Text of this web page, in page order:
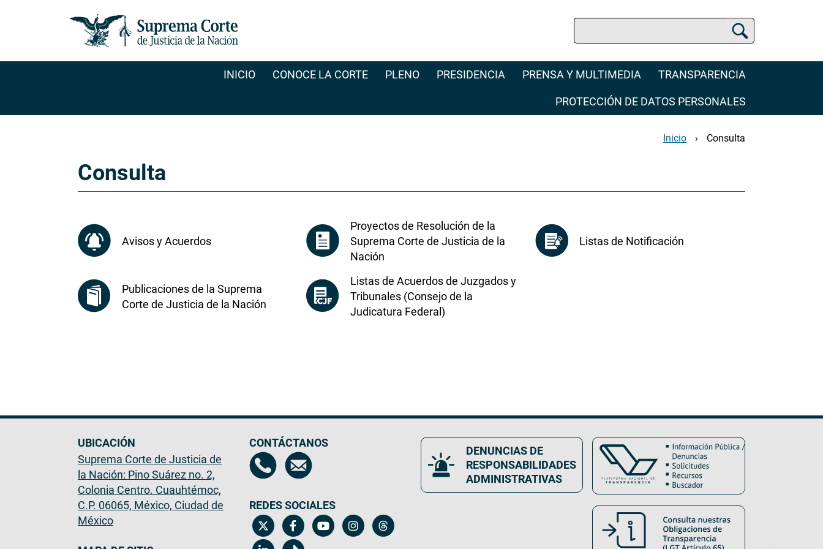
INICIO CONOCE LA CORTE PLENO PRESIDENCIA PRENSA Y MULTIMEDIA TRANSPARENCIA
PROTECCIÓN DE DATOS PERSONALES
Inicio Consulta
Consulta
Avisos y Acuerdos
Proyectos de Resolución de la
Suprema Corte de Justicia de la
Nación
Listas de Notificación
Publicaciones de la Suprema
Corte de Justicia de la Nación
Listas de Acuerdos de Juzgados y
Tribunales (Consejo de la
Judicatura Federal)
UBICACIÓN
Suprema Corte de Justicia de
la Nación: Pino Suárez no. 2,
Colonia Centro. Cuauhtémoc,
C.P. 06065, México, Ciudad de
México
CONTÁCTANOS
REDES SOCIALES
DENUNCIAS DE
RESPONSABILIDADES
ADMINISTRATIVAS